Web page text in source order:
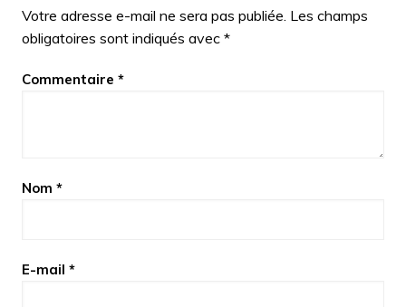
Votre adresse e-mail ne sera pas publiée. Les champs
obligatoires sont indiqués avec *
Commentaire *
Nom *
E-mail *